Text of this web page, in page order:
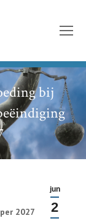
bij
jun
2
2027